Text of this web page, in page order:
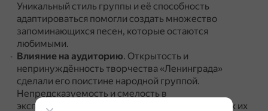
Уникальный стиль группы и её способность
адаптироваться помогли создать множество
запоминающихся песен, которые остаются
любимыми.
Влияние на аудиторию. Открытость и
непринуждённость творчества «Ленинграда»
сделали его поистине народной группой.
Непредсказуемость и смелость в
экспериментировании только усилили интерес к их